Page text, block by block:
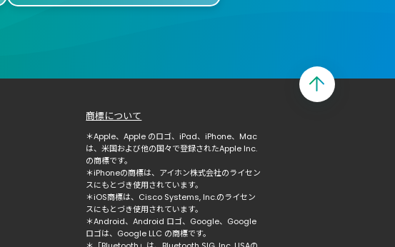
商標について
＊Apple、Apple のロゴ、iPad、iPhone、Mac
は、米国および他の国々で登録されたApple Inc.
の商標です。
＊iPhoneの商標は、アイホン株式会社のライセン
スにもとづき使用されています。
＊iOS商標は、Cisco Systems, Inc.のライセン
スにもとづき使用されています。
＊Android、Android ロゴ、Google、Google
ロゴは、Google LLC の商標です。